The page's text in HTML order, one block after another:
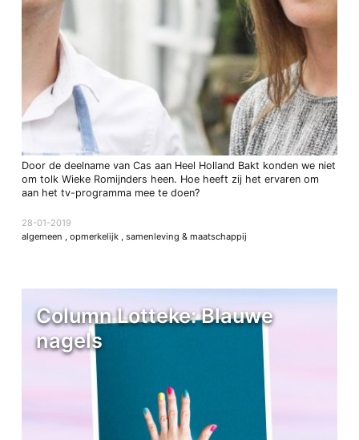
Door de deelname van Cas aan Heel Holland Bakt konden we niet
om tolk Wieke Romijnders heen. Hoe heeft zij het ervaren om
aan het tv-programma mee te doen?
28-01-2019
algemeen , opmerkelijk , samenleving & maatschappij
Column Lotteke: Blauwe
nagels